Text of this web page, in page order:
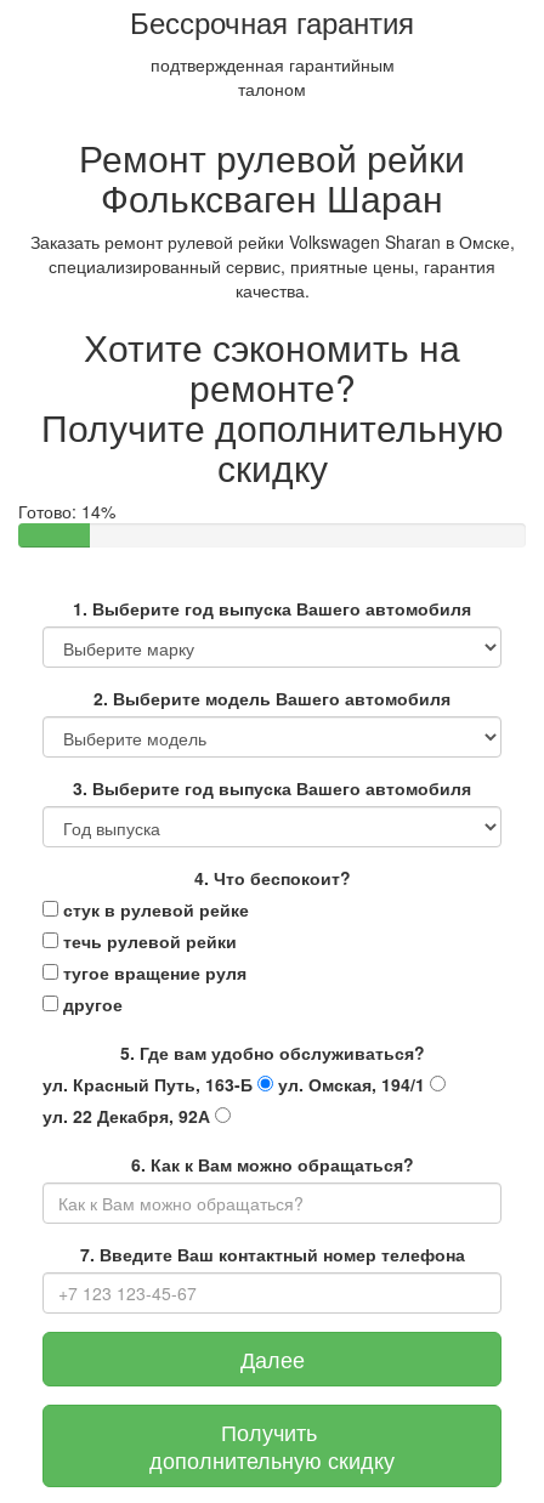
Бессрочная гарантия
подтвержденная гарантийным
талоном
Ремонт рулевой рейки
Фольксваген Шаран
Заказать ремонт рулевой рейки Volkswagen Sharan в Омске,
специализированный сервис, приятные цены, гарантия
качества.
Хотите сэкономить на
ремонте?
Получите дополнительную
скидку
Готово: 14%
1. Выберите год выпуска Вашего автомобиля
2. Выберите модель Вашего автомобиля
3. Выберите год выпуска Вашего автомобиля
4. Что беспокоит?
стук в рулевой рейке
течь рулевой рейки
тугое вращение руля
другое
5. Где вам удобно обслуживаться?
ул. Красный Путь, 163-Б
ул. Омская, 194/1
ул. 22 Декабря, 92А
6. Как к Вам можно обращаться?
7. Введите Ваш контактный номер телефона
Далее
Получить
дополнительную скидку